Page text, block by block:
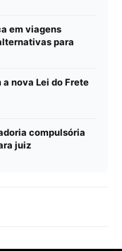
em viagens
para
a nova Lei do Frete
compulsória
juiz